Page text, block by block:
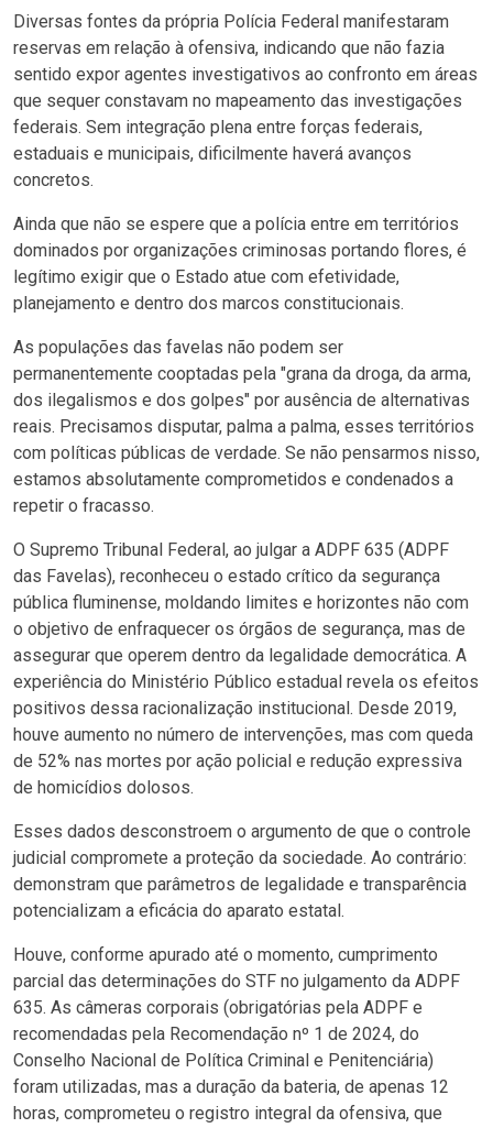
Diversas fontes da própria Polícia Federal manifestaram
reservas em relação à ofensiva, indicando que não fazia
sentido expor agentes investigativos ao confronto em áreas
que sequer constavam no mapeamento das investigações
federais. Sem integração plena entre forças federais,
estaduais e municipais, dificilmente haverá avanços
concretos.
Ainda que não se espere que a polícia entre em territórios
dominados por organizações criminosas portando flores, é
legítimo exigir que o Estado atue com efetividade,
planejamento e dentro dos marcos constitucionais.
As populações das favelas não podem ser
permanentemente cooptadas pela "grana da droga, da arma,
dos ilegalismos e dos golpes" por ausência de alternativas
reais. Precisamos disputar, palma a palma, esses territórios
com políticas públicas de verdade. Se não pensarmos nisso,
estamos absolutamente comprometidos e condenados a
repetir o fracasso.
O Supremo Tribunal Federal, ao julgar a ADPF 635 (ADPF
das Favelas), reconheceu o estado crítico da segurança
pública fluminense, moldando limites e horizontes não com
o objetivo de enfraquecer os órgãos de segurança, mas de
assegurar que operem dentro da legalidade democrática. A
experiência do Ministério Público estadual revela os efeitos
positivos dessa racionalização institucional. Desde 2019,
houve aumento no número de intervenções, mas com queda
de 52% nas mortes por ação policial e redução expressiva
de homicídios dolosos.
Esses dados desconstroem o argumento de que o controle
judicial compromete a proteção da sociedade. Ao contrário:
demonstram que parâmetros de legalidade e transparência
potencializam a eficácia do aparato estatal.
Houve, conforme apurado até o momento, cumprimento
parcial das determinações do STF no julgamento da ADPF
635. As câmeras corporais (obrigatórias pela ADPF e
recomendadas pela Recomendação nº 1 de 2024, do
Conselho Nacional de Política Criminal e Penitenciária)
foram utilizadas, mas a duração da bateria, de apenas 12
horas, comprometeu o registro integral da ofensiva, que